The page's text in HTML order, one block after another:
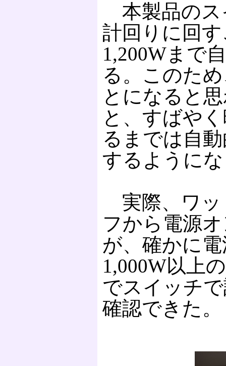
本製品のス
計回りに回
1,200Wまで
る。このた
とになると
と、すばや
るまでは自
するように
実際、ワッ
フから電源
が、確かに
1,000W以上
でスイッチ
確認できた。